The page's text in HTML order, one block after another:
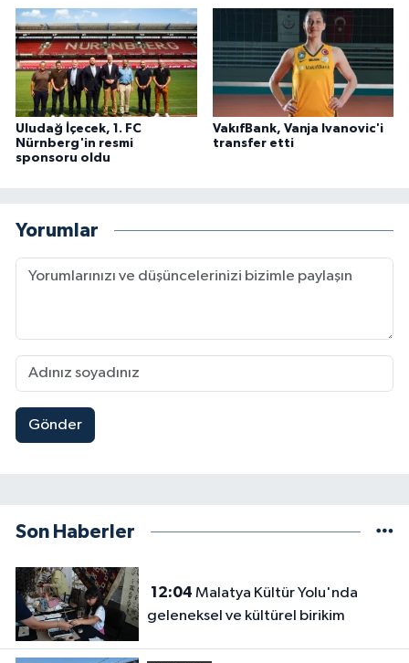
Uludağ İçecek, 1. FC
Nürnberg'in resmi
sponsoru oldu
VakıfBank, Vanja Ivanovic'i
transfer etti
Yorumlar
Gönder
Son Haberler
12:04
geleneksel ve kültürel birikim